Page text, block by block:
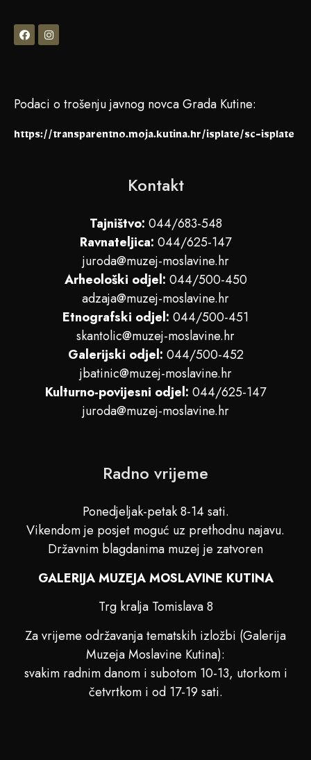
Podaci o trošenju javnog novca Grada Kutine:
https://transparentno.moja.kutina.hr/isplate/sc-isplate
Kontakt
Tajništvo: 044/683-548
Ravnateljica: 044/625-147
juroda@muzej-moslavine.hr
Arheološki odjel: 044/500-450
adzaja@muzej-moslavine.hr
Etnografski odjel: 044/500-451
skantolic@muzej-moslavine.hr
Galerijski odjel: 044/500-452
jbatinic@muzej-moslavine.hr
Kulturno-povijesni odjel: 044/625-147
juroda@muzej-moslavine.hr
Radno vrijeme
Ponedjeljak-petak 8-14 sati.
Vikendom je posjet moguć uz prethodnu najavu.
Državnim blagdanima muzej je zatvoren
GALERIJA MUZEJA MOSLAVINE KUTINA
Trg kralja Tomislava 8
Za vrijeme održavanja tematskih izložbi (Galerija
Muzeja Moslavine Kutina):
svakim radnim danom i subotom 10-13, utorkom i
četvrtkom i od 17-19 sati.